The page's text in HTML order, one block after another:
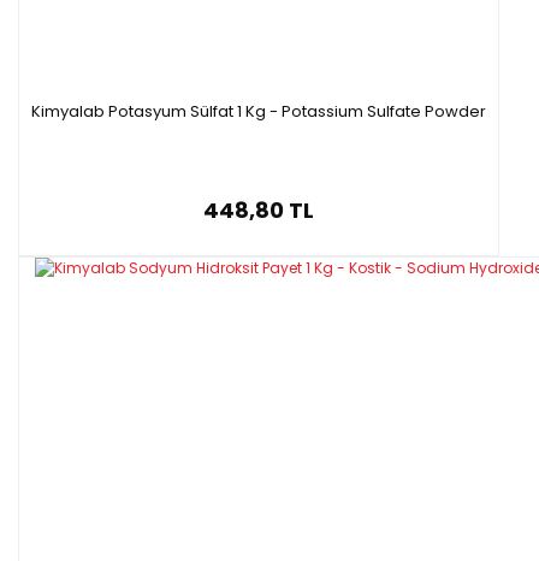
Kimyalab Potasyum Sülfat 1 Kg - Potassium Sulfate Powder
448,80 TL